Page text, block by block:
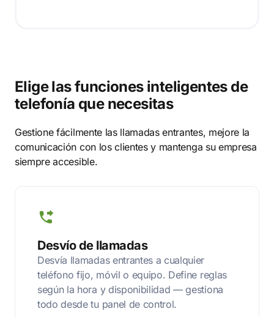
Elige las funciones inteligentes de
telefonía que necesitas
Gestione fácilmente las llamadas entrantes, mejore la
comunicación con los clientes y mantenga su empresa
siempre accesible.
Desvío de llamadas
Desvía llamadas entrantes a cualquier
teléfono fijo, móvil o equipo. Define reglas
según la hora y disponibilidad — gestiona
todo desde tu panel de control.